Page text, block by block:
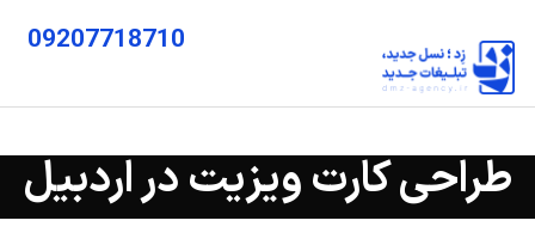
09207718710
طراحی کارت ویزیت در اردبیل